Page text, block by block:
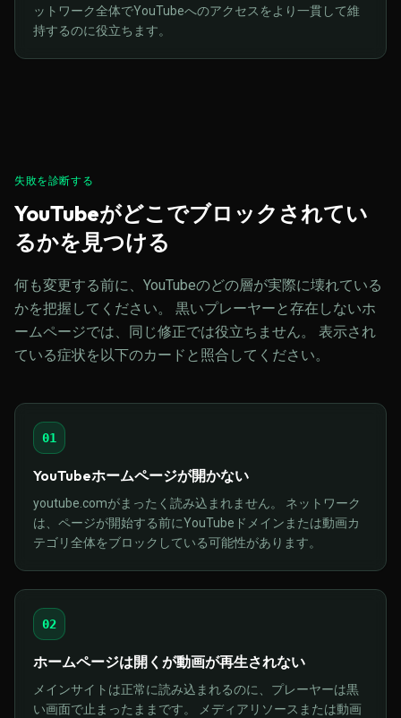
ットワーク全体でYouTubeへのアクセスをより一貫して維
持するのに役立ちます。
失敗を診断する
YouTubeがどこでブロックされてい
るかを見つける
何も変更する前に、YouTubeのどの層が実際に壊れている
かを把握してください。 黒いプレーヤーと存在しないホ
ームページでは、同じ修正では役立ちません。 表示され
ている症状を以下のカードと照合してください。
01
YouTubeホームページが開かない
youtube.comがまったく読み込まれません。 ネットワーク
は、ページが開始する前にYouTubeドメインまたは動画カ
テゴリ全体をブロックしている可能性があります。
02
ホームページは開くが動画が再生されない
メインサイトは正常に読み込まれるのに、プレーヤーは黒
い画面で止まったままです。 メディアリソースまたは動画